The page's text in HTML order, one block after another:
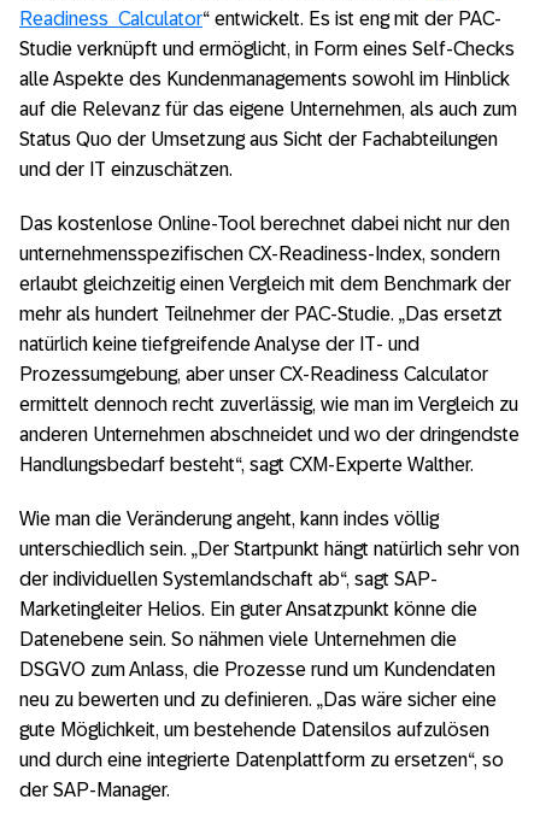
Readiness Calculator“ entwickelt. Es ist eng mit der PAC-
Studie verknüpft und ermöglicht, in Form eines Self-Checks
alle Aspekte des Kundenmanagements sowohl im Hinblick
auf die Relevanz für das eigene Unternehmen, als auch zum
Status Quo der Umsetzung aus Sicht der Fachabteilungen
und der IT einzuschätzen.
Das kostenlose Online-Tool berechnet dabei nicht nur den
unternehmensspezifischen CX-Readiness-Index, sondern
erlaubt gleichzeitig einen Vergleich mit dem Benchmark der
mehr als hundert Teilnehmer der PAC-Studie. „Das ersetzt
natürlich keine tiefgreifende Analyse der IT- und
Prozessumgebung, aber unser CX-Readiness Calculator
ermittelt dennoch recht zuverlässig, wie man im Vergleich zu
anderen Unternehmen abschneidet und wo der dringendste
Handlungsbedarf besteht“, sagt CXM-Experte Walther.
Wie man die Veränderung angeht, kann indes völlig
unterschiedlich sein. „Der Startpunkt hängt natürlich sehr von
der individuellen Systemlandschaft ab“, sagt SAP-
Marketingleiter Helios. Ein guter Ansatzpunkt könne die
Datenebene sein. So nähmen viele Unternehmen die
DSGVO zum Anlass, die Prozesse rund um Kundendaten
neu zu bewerten und zu definieren. „Das wäre sicher eine
gute Möglichkeit, um bestehende Datensilos aufzulösen
und durch eine integrierte Datenplattform zu ersetzen“, so
der SAP-Manager.